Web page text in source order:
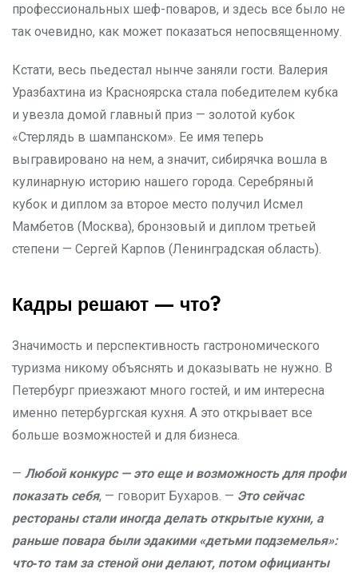
профессиональных шеф-поваров, и здесь все было не
так очевидно, как может показаться непосвященному.
Кстати, весь пьедестал нынче заняли гости. Валерия
Уразбахтина из Красноярска стала победителем кубка
и увезла домой главный приз — золотой кубок
«Стерлядь в шампанском». Ее имя теперь
выгравировано на нем, а значит, сибирячка вошла в
кулинарную историю нашего города. Серебряный
кубок и диплом за второе место получил Исмел
Мамбетов (Москва), бронзовый и диплом третьей
степени — Сергей Карпов (Ленинградская область).
Кадры решают — что?
Значимость и перспективность гастрономического
туризма никому объяснять и доказывать не нужно. В
Петербург приезжают много гостей, и им интересна
именно петербургская кухня. А это открывает все
больше возможностей и для бизнеса.
— Любой конкурс — это еще и возможность для профи
показать себя, — говорит Бухаров. — Это сейчас
рестораны стали иногда делать открытые кухни, а
раньше повара были эдакими «детьми подземелья»:
что‑то там за стеной они делают, потом официанты